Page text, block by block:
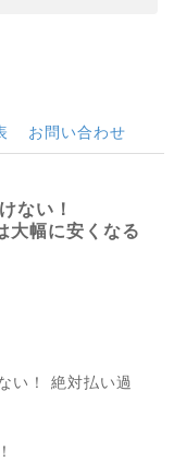
お問い合わせ
ない！
幅に安くなる
い！ 絶対払い過